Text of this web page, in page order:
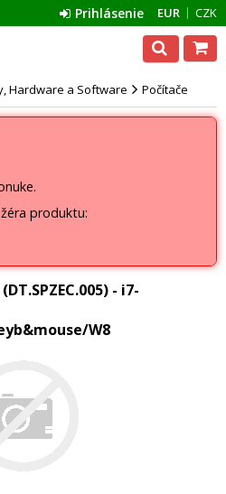
EUR CZK
Prihlásenie
Hardware a Software Počítače
produktu:
- i7-
W8